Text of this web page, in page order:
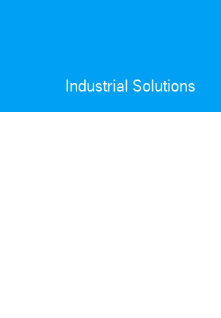
Industrial Solutions